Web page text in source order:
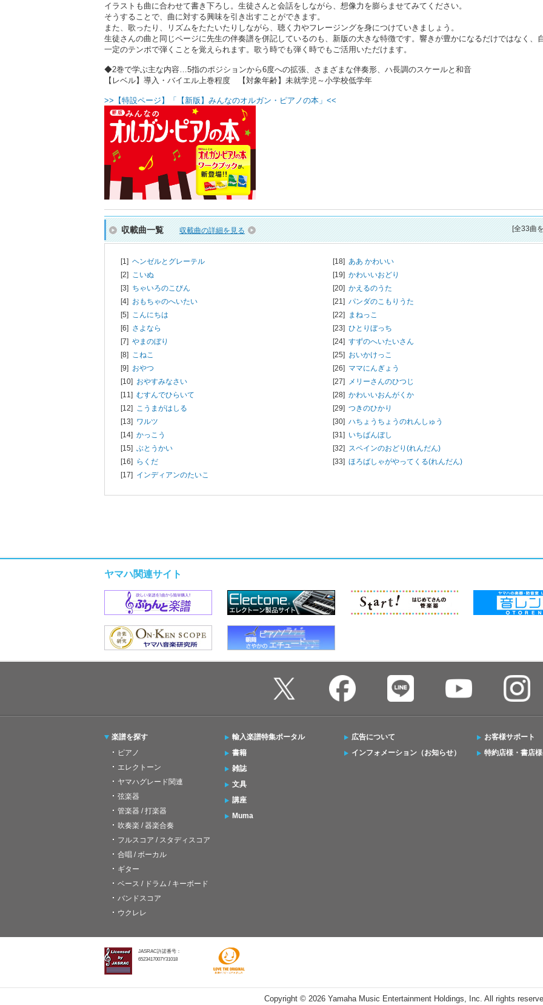
イラストも曲に合わせて書き下ろし。生徒さんと会話をしながら、想像力を膨らませてみてください。
そうすることで、曲に対する興味を引き出すことができます。
また、歌ったり、リズムをたたいたりしながら、聴く力やフレージングを身につけていきましょう。
生徒さんの曲と同じページに先生の伴奏譜を併記しているのも、新版の大きな特徴です。響きが豊かになるだけではなく、
一定のテンポで弾くことを覚えられます。歌う時でも弾く時でもご活用いただけます。
◆2巻で学ぶ主な内容…5指のポジションから6度への拡張、さまざまな伴奏形、ハ長調のスケールと和音
【レベル】導入・バイエル上巻程度 【対象年齢】未就学児～小学校低学年
>>【特設ページ】「【新版】みんなのオルガン・ピアノの本」<<
収載曲一覧 収載曲の詳細を見る [全33曲
[1] ヘンゼルとグレーテル
[2] こいぬ
[3] ちゃいろのこびん
[4] おもちゃのへいたい
[5] こんにちは
[6] さよなら
[7] やまのぼり
[8] こねこ
[9] おやつ
[10] おやすみなさい
[11] むすんでひらいて
[12] こうまがはしる
[13] ワルツ
[14] かっこう
[15] ぶとうかい
[16]
らくだ
[17] インディアンのたいこ
[18] ああ かわいい
[19] かわいいおどり
[20] かえるのうた
[21] パンダのこもりうた
[22]
まねっこ
[23] ひとりぼっち
[24] すずのへいたいさん
[25] おいかけっこ
[26] ママにんぎょう
[27]
メリーさんのひつじ
[28] かわいいおんがくか
[29] つきのひかり
[30] ハちょうちょうのれんしゅう
[31] いちばんぼし
[32] スペインのおどり(れんだん)
[33] ほろばしゃがやってくる(れんだん)
ヤマハ関連サイト
楽譜を探す
ピアノ
エレクトーン
ヤマハグレード関連
弦楽器
管楽器 / 打楽器
吹奏楽 / 器楽合奏
フルスコア / スタディスコア
合唱 / ボーカル
ギター
ベース / ドラム / キーボード
バンドスコア
ウクレレ
輸入楽譜特集ポータル
書籍
雑誌
文具
講座
Muma
広告について
インフォメーション（お知らせ）
お客様サポート
特約店様・書店
JASRAC許諾番号：
6523417007Y31018
Copyright © 2026 Yamaha Music Entertainment Holdings, Inc. All rights